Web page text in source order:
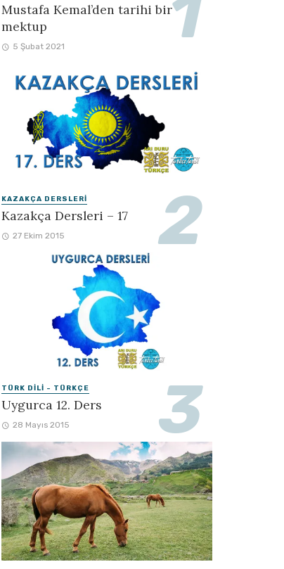
Mustafa Kemal’den tarihi bir
mektup
5 Şubat 2021
KAZAKÇA DERSLERI
Kazakça Dersleri – 17
27 Ekim 2015
TÜRK DILI - TÜRKÇE
Uygurca 12. Ders
28 Mayıs 2015